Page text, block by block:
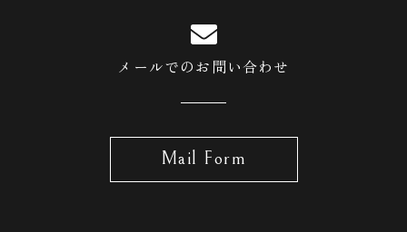
メールでのお問い合わせ
Mail Form